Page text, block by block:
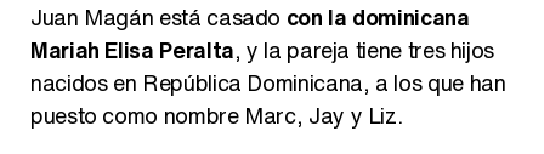
Juan Magán está casado con la dominicana
Mariah Elisa Peralta, y la pareja tiene tres hijos
nacidos en República Dominicana, a los que han
puesto como nombre Marc, Jay y Liz.